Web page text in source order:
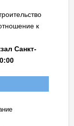
к
Санкт-